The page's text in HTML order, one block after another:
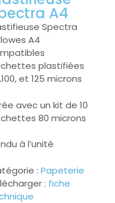
A4
Spectra
A4
plastifiées
et 125 microns
avec un kit de 10
80 microns
à l’unité
: Papeterie
: fiche